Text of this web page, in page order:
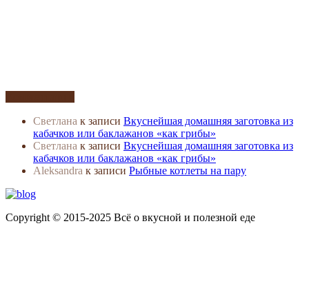
Светлана к записи Вкуснейшая домашняя заготовка из
кабачков или баклажанов «как грибы»
Светлана к записи Вкуснейшая домашняя заготовка из
кабачков или баклажанов «как грибы»
Aleksandra к записи Рыбные котлеты на пару
Copyright © 2015-2025 Всё о вкусной и полезной еде